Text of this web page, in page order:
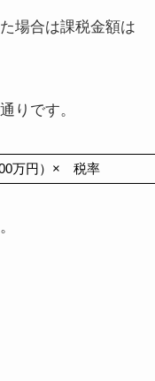
場合は課税金額は
りです。
万円）×　税率